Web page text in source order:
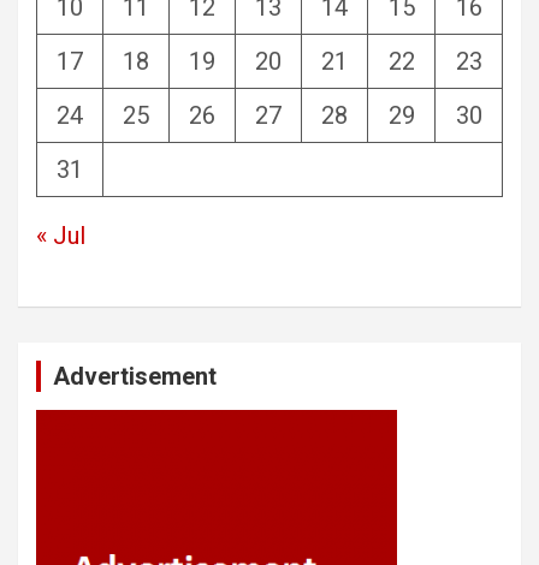
10 11 12 13 14 15
16
17
18 19 20 21 22
23
24
25 26 27 28 29
30
31
« Jul
Advertisement